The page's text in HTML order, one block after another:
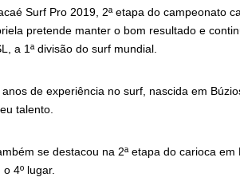
Surf Pro 2019, 2ª etapa do campeonato
pretende manter o bom resultado e
a 1ª divisão do surf mundial.
de experiência no surf, nascida em
talento.
se destacou na 2ª etapa do carioca
4º lugar.